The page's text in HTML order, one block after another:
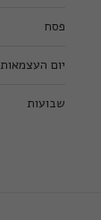
פסח
יום העצמאות
שבועות